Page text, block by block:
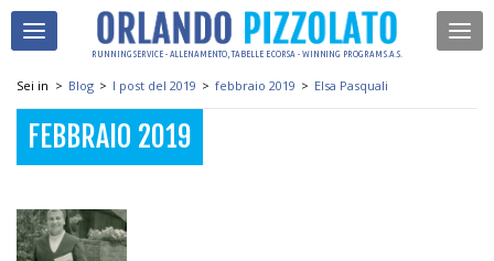
RUNNING SERVICE - ALLENAMENTO, TABELLE E CORSA - WINNING PROGRAM S.A.S.
Sei in > Blog > I post del 2019 > febbraio 2019 > Elsa Pasquali
FEBBRAIO 2019